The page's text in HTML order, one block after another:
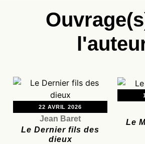
22 AVRIL 2026
Jean Baret
Le Dernier fils des
dieux
Le